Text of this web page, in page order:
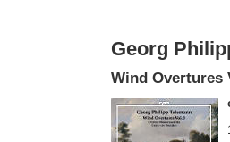
Georg
Wind Overtures